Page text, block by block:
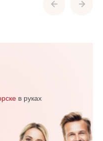
в руках